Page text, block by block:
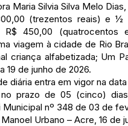
Maria Silvia Silva Melo
(trezentos reais) e ½
450,00 (quatrocentos
viagem à cidade de Rio
criança alfabetizada; Um
19 de junho de 2026.
diária entra em vigor na
prazo de 05 (cinco)
nº 348 de 03 de
Urbano – Acre, 16 de